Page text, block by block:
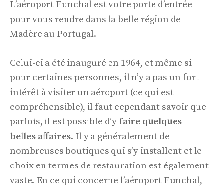
L’aéroport Funchal est votre porte d’entrée
pour vous rendre dans la belle région de
Madère au Portugal.
Celui-ci a été inauguré en 1964, et même si
pour certaines personnes, il n’y a pas un fort
intérêt à visiter un aéroport (ce qui est
compréhensible), il faut cependant savoir que
parfois, il est possible d’y faire quelques
belles affaires. Il y a généralement de
nombreuses boutiques qui s’y installent et le
choix en termes de restauration est également
vaste. En ce qui concerne l’aéroport Funchal,